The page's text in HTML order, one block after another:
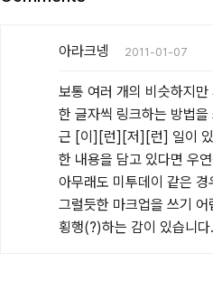
아라크넹 2011-01-07
보통 여러 개의 비슷하지
한 글자씩 링크하는 방법
근 [이][런][저][런] 일이 있
한 내용을 담고 있다면 우
아무래도 미투데이 같은
그럴듯한 마크업을 쓰기 어
횡행(?)하는 감이 있습니다.